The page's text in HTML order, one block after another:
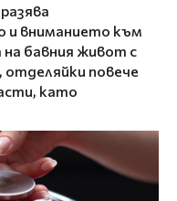
и вниманието към
бавния живот с
отделяйки повече
като